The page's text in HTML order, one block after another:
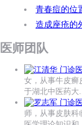
青春痘的位
造成座疮的
医师团队
女，从事牛皮癣
于湖北中医药大
师，从事皮肤科